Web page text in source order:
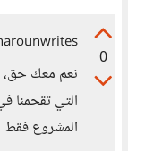
0
نعم معك حق،
التي تقحمنا
المشروع فقط